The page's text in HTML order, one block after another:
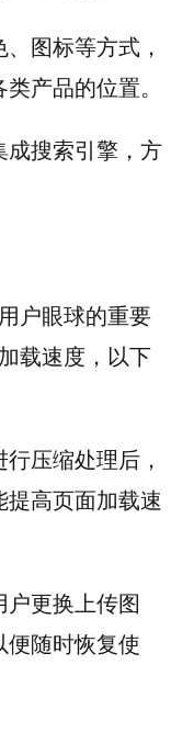
图标等方式，
产品的位置。
成搜索引擎，方
户眼球的重要
载速度，以下
压缩处理后，
高页面加载速
更换上传图
便随时恢复使